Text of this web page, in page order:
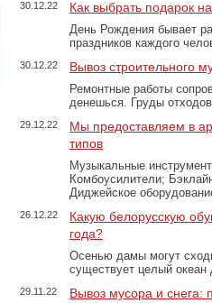
30.12.22 Как выбрать подарок
День Рождения бывает
праздников каждого
30.12.22 Вывоз строительного
Ремонтные работы
денешься. Груды
29.12.22
Мы предоставляем в
типов
Музыкальные
Комбоусилители;
Диджейское
26.12.22
Какую белорусскую
года?
Осенью дамы могут
существует целый
29.11.22 Вывоз мусора и